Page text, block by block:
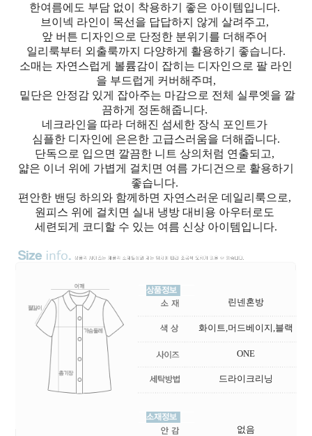
한여름에도 부담 없이 착용하기 좋은 아이템입니다.
브이넥 라인이 목선을 답답하지 않게 살려주고,
앞 버튼 디자인으로 단정한 분위기를 더해주어
일리룩부터 외출룩까지 다양하게 활용하기 좋습니다.
소매는 자연스럽게 볼륨감이 잡히는 디자인으로 팔 라인
을 부드럽게 커버해주며,
밑단은 안정감 있게 잡아주는 마감으로 전체 실루엣을 깔
끔하게 정돈해줍니다.
네크라인을 따라 더해진 섬세한 장식 포인트가
심플한 디자인에 은은한 고급스러움을 더해줍니다.
단독으로 입으면 깔끔한 니트 상의처럼 연출되고,
얇은 이너 위에 가볍게 걸치면 여름 가디건으로 활용하기
좋습니다.
편안한 밴딩 하의와 함께하면 자연스러운 데일리룩으로,
원피스 위에 걸치면 실내 냉방 대비용 아우터로도
세련되게 코디할 수 있는 여름 신상 아이템입니다.
린넨혼방
화이트,머드베이지,블랙
ONE
드라이크리닝
없음